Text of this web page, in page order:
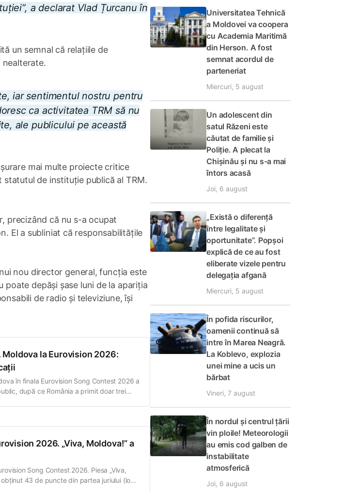
a declarat Vlad Țurcanu în
un semnal că relațiile de
nealterate.
iar sentimentul nostru pentru
ca activitatea TRM să nu
ale publicului pe această
mai multe proiecte critice
de instituție publică al TRM.
precizând că nu s-a ocupat
El a subliniat că responsabilitățile
nou director general, funcția este
depăși șase luni de la apariția
de radio și televiziune, își
la Eurovision 2026:
în finala Eurovision Song Contest 2026 a
după ce România a primit doar trei
2026. „Viva, Moldova!” a
Song Contest 2026. Piesa „Viva,
43 de puncte din partea juriului (locul
Universitatea Tehnică
a Moldovei va coopera
cu Academia Maritimă
din Herson. A fost
semnat acordul de
parteneriat
Miercuri, 5 august
Un adolescent din
satul Răzeni este
căutat de familie și
Poliție. A plecat la
Chișinău și nu s-a mai
întors acasă
Joi, 6 august
„Există o diferență
între legalitate și
oportunitate”. Popșoi
explică de ce au fost
eliberate vizele pentru
delegația afgană
Miercuri, 5 august
În pofida riscurilor,
oamenii continuă să
intre în Marea Neagră.
La Koblevo, explozia
unei mine a ucis un
bărbat
Vineri, 7 august
În nordul și centrul țării
vin ploile! Meteorologii
au emis cod galben de
instabilitate
atmosferică
Joi, 6 august